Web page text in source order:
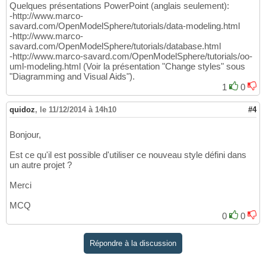
Quelques présentations PowerPoint (anglais seulement):
-http://www.marco-
savard.com/OpenModelSphere/tutorials/data-modeling.html
-http://www.marco-
savard.com/OpenModelSphere/tutorials/database.html
-http://www.marco-savard.com/OpenModelSphere/tutorials/oo-
uml-modeling.html (Voir la présentation "Change styles" sous
"Diagramming and Visual Aids").
1
0
quidoz, le 11/12/2014 à 14h10 #4
Bonjour,
Est ce qu'il est possible d'utiliser ce nouveau style défini dans
un autre projet ?
Merci
MCQ
0
0
Répondre à la discussion